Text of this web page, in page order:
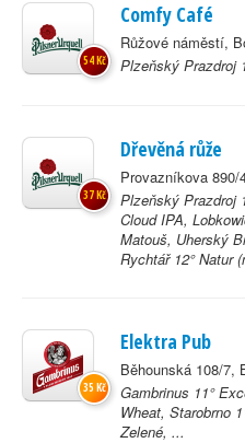
Comfy Café
Růžové náměstí,
Plzeňský Prazdroj
54 Kč
Dřevěná růže
Provazníkova 890/
Plzeňský Prazdroj
Cloud IPA,
Matouš, Uherský
Rychtář 12° Natur
37 Kč
Elektra Pub
Běhounská 108/7,
Gambrinus 11°
Wheat, Starobrno
Zelené, ...
35 Kč